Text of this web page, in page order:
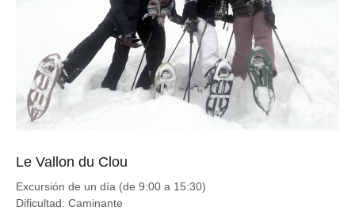
Le Vallon du Clou
Excursión de un día (de 9:00 a 15:30)
Dificultad: Caminante